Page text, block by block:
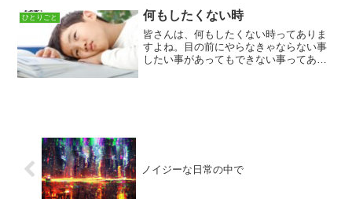
トーブを引っ張り出して...
ひとりごと 何もしたくない時
皆さんは、何もしたくない時ってありま
すよね。目の前にやらなきゃならない事
したい事があってもできない事ってあり
ノイジーな日常の中で